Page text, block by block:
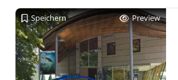
Speichern Preview